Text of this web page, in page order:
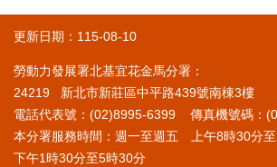
更新日期：115-08-10
勞動力發展署北基宜花金馬分署：
24219 新北市新莊區中平路439號南棟3樓
電話代表號：(02)8995-6399 傳真機號碼：
本分署服務時間：週一至週五 上午8時30分至
下午1時30分至5時30分